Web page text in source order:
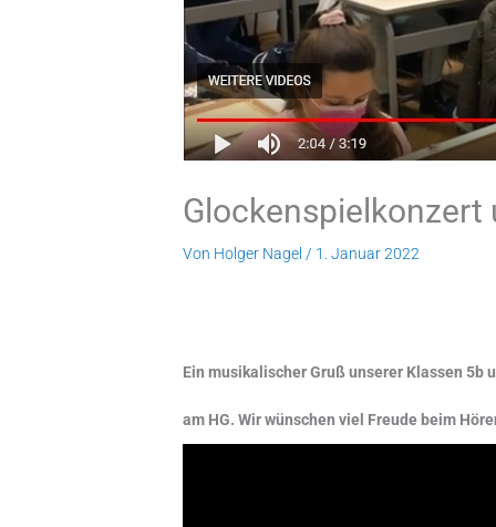
Glockenspielkonzert
Von Holger Nagel / 1. Januar 2022
Ein musikalischer Gruß unserer Klassen
am HG. Wir wünschen viel Freude beim